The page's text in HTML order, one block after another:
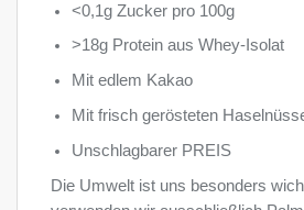
<0,1g Zucker pro 100g
>18g Protein aus Whey-Isolat
Mit edlem Kakao
Mit frisch gerösteten
Unschlagbarer PREIS
Die Umwelt ist uns besonders